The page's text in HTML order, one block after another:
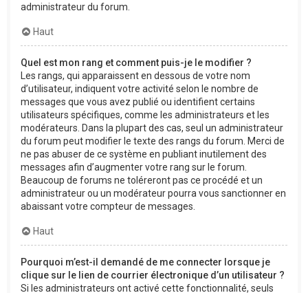
administrateur du forum.
Haut
Quel est mon rang et comment puis-je le modifier ?
Les rangs, qui apparaissent en dessous de votre nom
d’utilisateur, indiquent votre activité selon le nombre de
messages que vous avez publié ou identifient certains
utilisateurs spécifiques, comme les administrateurs et les
modérateurs. Dans la plupart des cas, seul un administrateur
du forum peut modifier le texte des rangs du forum. Merci de
ne pas abuser de ce système en publiant inutilement des
messages afin d’augmenter votre rang sur le forum.
Beaucoup de forums ne toléreront pas ce procédé et un
administrateur ou un modérateur pourra vous sanctionner en
abaissant votre compteur de messages.
Haut
Pourquoi m’est-il demandé de me connecter lorsque je
clique sur le lien de courrier électronique d’un utilisateur ?
Si les administrateurs ont activé cette fonctionnalité, seuls